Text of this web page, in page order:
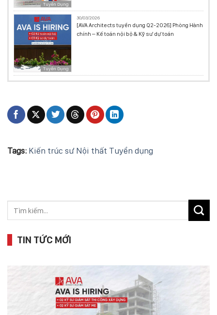
Tuyển Dụng
Tuyển Dụng
30/03/2026
[AVA Architects tuyển dụng Q2-2026] Phòng Hành
chính – Kế toán nội bộ & Kỹ sư dự toán
Tags: Kiến trúc sư Nội thất Tuyển dụng
TIN TỨC MỚI